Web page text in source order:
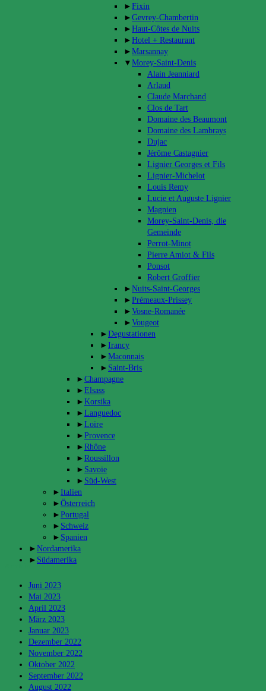
► Fixin
► Gevrey-Chambertin
► Haut-Côtes de Nuits
► Hotel + Restaurant
► Marsannay
▼ Morey-Saint-Denis
Alain Jeanniard
Arlaud
Claude Marchand
Clos de Tart
Domaine des Beaumont
Domaine des Lambrays
Dujac
Jérôme Castagnier
Lignier Georges et Fils
Lignier-Michelot
Louis Remy
Lucie et Auguste Lignier
Magnien
Morey-Saint-Denis, die
Gemeinde
Perrot-Minot
Pierre Amiot & Fils
Ponsot
Robert Groffier
► Nuits-Saint-Georges
► Prémeaux-Prissey
► Vosne-Romanée
► Vougeot
► Degustationen
► Irancy
► Maconnais
► Saint-Bris
► Champagne
► Elsass
► Korsika
► Languedoc
► Loire
► Provence
► Rhône
► Roussillon
► Savoie
► Süd-West
► Italien
► Österreich
► Portugal
► Schweiz
► Spanien
► Nordamerika
► Südamerika
Juni 2023
Mai 2023
April 2023
März 2023
Januar 2023
Dezember 2022
November 2022
Oktober 2022
September 2022
August 2022